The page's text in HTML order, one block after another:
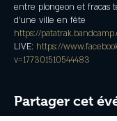
entre plongeon et fracas
d’une ville en fête
https://
LIVE: https://
v=177301510544483
Partager cet